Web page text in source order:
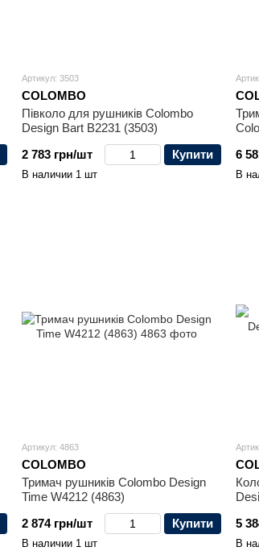
Артикул: 3503
COLOMBO
Півколо для рушників Colombo
Design Bart B2231 (3503)
2 783 грн/шт
Купити
В наличии 1 шт
6
В
Артикул: 4863
COLOMBO
Тримач рушників Colombo Design
Time W4212 (4863)
2 874 грн/шт
Купити
В наличии 1 шт
5
В